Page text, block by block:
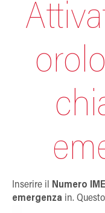
Inserire il
Numero
emergenza in.